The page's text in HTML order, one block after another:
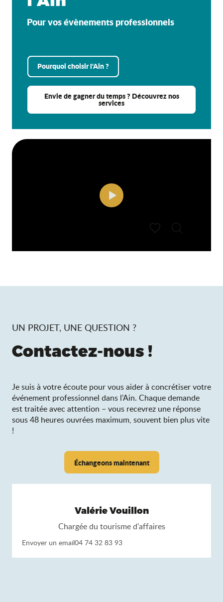
Pour vos évènements professionnels
Pourquoi choisir l'Ain ?
Envie de gagner du temps ? Découvrez nos
services
UN PROJET, UNE QUESTION ?
Contactez-nous !
Je suis à votre écoute pour vous aider à concrétiser votre
événement professionnel dans l’Ain. Chaque demande
est traitée avec attention – vous recevrez une réponse
sous 48 heures ouvrées maximum, souvent bien plus vite
!
Échangeons maintenant
Valérie Vouillon
Chargée du tourisme d'affaires
Envoyer un email04 74 32 83 93